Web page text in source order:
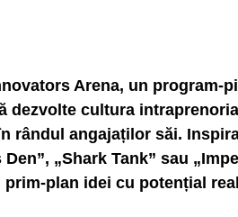
Arena, un program-
dezvolte cultura
rândul angajaților săi.
„Shark Tank” sau
plan idei cu potențial